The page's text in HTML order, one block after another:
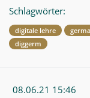
Schlagwörter:
digitale lehre
diggerm
08.06.21 15:46